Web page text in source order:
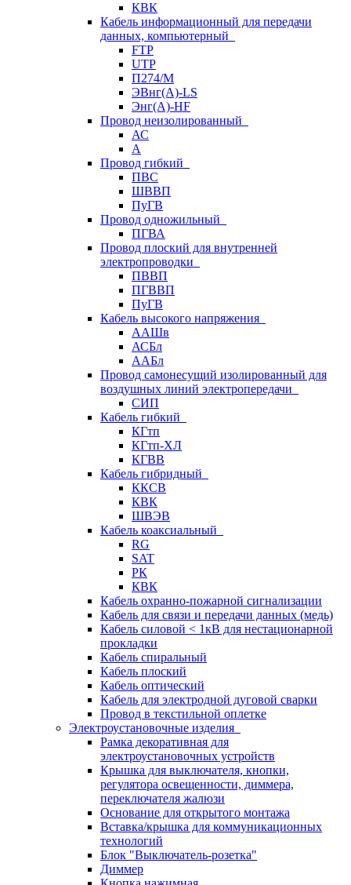
КВК
Кабель информационный для передачи
данных, компьютерный
FTP
UTP
П274/М
ЭВнг(А)-LS
Энг(А)-HF
Провод неизолированный
АС
А
Провод гибкий
ПВС
ШВВП
ПуГВ
Провод одножильный
ПГВА
Провод плоский для внутренней
электропроводки
ПВВП
ПГВВП
ПуГВ
Кабель высокого напряжения
ААШв
АСБл
ААБл
Провод самонесущий изолированный для
воздушных линий электропередачи
СИП
Кабель гибкий
КГтп
КГтп-ХЛ
КГВВ
Кабель гибридный
ККСВ
КВК
ШВЭВ
Кабель коаксиальный
RG
SAT
РК
КВК
Кабель охранно-пожарной сигнализации
Кабель для связи и передачи данных (медь)
Кабель силовой < 1кВ для нестационарной
прокладки
Кабель спиральный
Кабель плоский
Кабель оптический
Кабель для электродной дуговой сварки
Провод в текстильной оплетке
Электроустановочные изделия
Рамка декоративная для
электроустановочных устройств
Крышка для выключателя, кнопки,
регулятора освещенности, диммера,
переключателя жалюзи
Основание для открытого монтажа
Вставка/крышка для коммуникационных
технологий
Блок "Выключатель-розетка"
Диммер